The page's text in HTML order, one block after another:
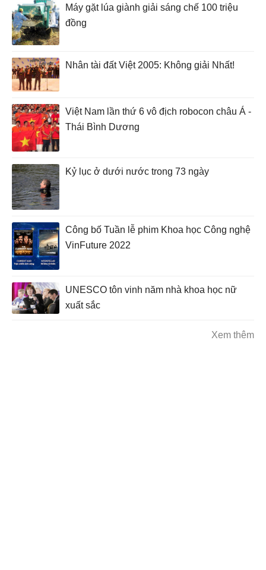
Máy gặt lúa giành giải sáng chế 100 triệu
đồng
Nhân tài đất Việt 2005: Không giải Nhất!
Việt Nam lần thứ 6 vô địch robocon châu Á -
Thái Bình Dương
Kỷ lục ở dưới nước trong 73 ngày
Công bố Tuần lễ phim Khoa học Công nghệ
VinFuture 2022
UNESCO tôn vinh năm nhà khoa học nữ
xuất sắc
Xem thêm